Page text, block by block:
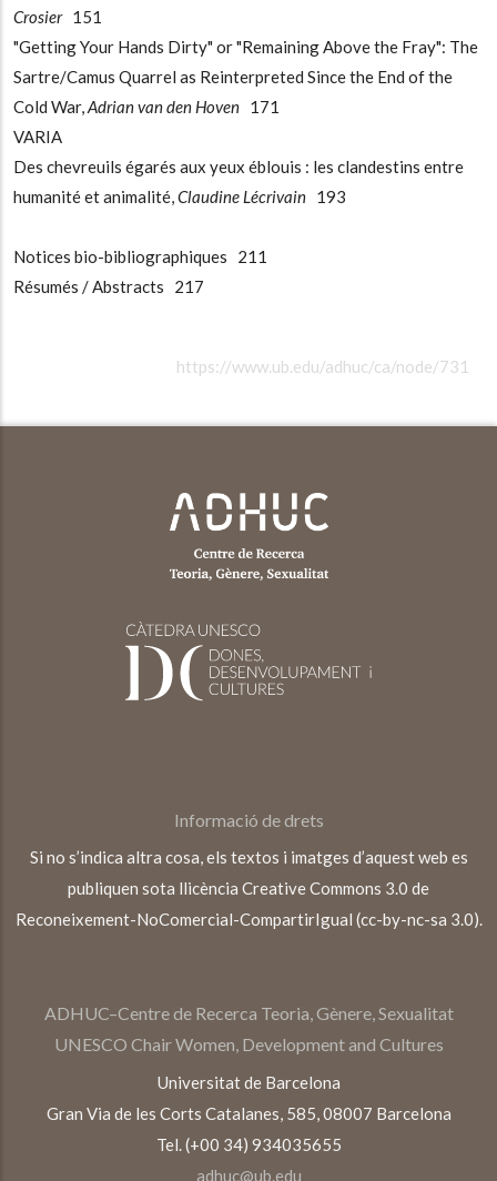
Crosier151
"Getting Your Hands Dirty" or "Remaining Above the Fray": The
Sartre/Camus Quarrel as Reinterpreted Since the End of the
Cold War,Adrian van den Hoven 171
VARIA
Des chevreuils égarés aux yeux éblouis : les clandestins entre
humanité et animalité,Claudine Lécrivain 193
Notices bio-bibliographiques 211
Résumés / Abstracts 217
https://www.ub.edu/adhuc/ca/node/731
Informació de drets
Si no s’indica altra cosa, els textos i imatges d’aquest web es
publiquen sota llicència Creative Commons 3.0 de
Reconeixement-NoComercial-CompartirIgual (cc-by-nc-sa 3.0).
ADHUC–Centre de Recerca Teoria, Gènere, Sexualitat
UNESCO Chair Women, Development and Cultures
Universitat de Barcelona
Gran Via de les Corts Catalanes, 585, 08007 Barcelona
Tel. (+00 34) 934035655
adhuc@ub.edu